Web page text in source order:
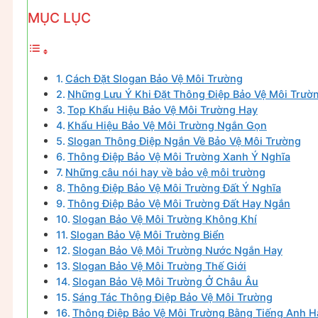
MỤC LỤC
Cách Đặt Slogan Bảo Vệ Môi Trường
Những Lưu Ý Khi Đặt Thông Điệp Bảo Vệ Môi
Top Khẩu Hiệu Bảo Vệ Môi Trường Hay
Khẩu Hiệu Bảo Vệ Môi Trường Ngắn Gọn
Slogan Thông Điệp Ngắn Về Bảo Vệ Môi Trường
Thông Điệp Bảo Vệ Môi Trường Xanh Ý Nghĩa
Những câu nói hay về bảo vệ môi trường
Thông Điệp Bảo Vệ Môi Trường Đất Ý Nghĩa
Thông Điệp Bảo Vệ Môi Trường Đất Hay Ngắn
Slogan Bảo Vệ Môi Trường Không Khí
Slogan Bảo Vệ Môi Trường Biển
Slogan Bảo Vệ Môi Trường Nước Ngắn Hay
Slogan Bảo Vệ Môi Trường Thế Giới
Slogan Bảo Vệ Môi Trường Ở Châu Âu
Sáng Tác Thông Điệp Bảo Vệ Môi Trường
Thông Điệp Bảo Vệ Môi Trường Bằng Tiếng Anh